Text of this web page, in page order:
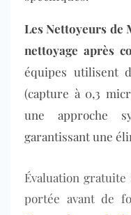
Les Nettoyeurs de
nettoyage après
équipes utilisent
(capture à 0,3
une approche
garantissant une
Évaluation
portée avant de